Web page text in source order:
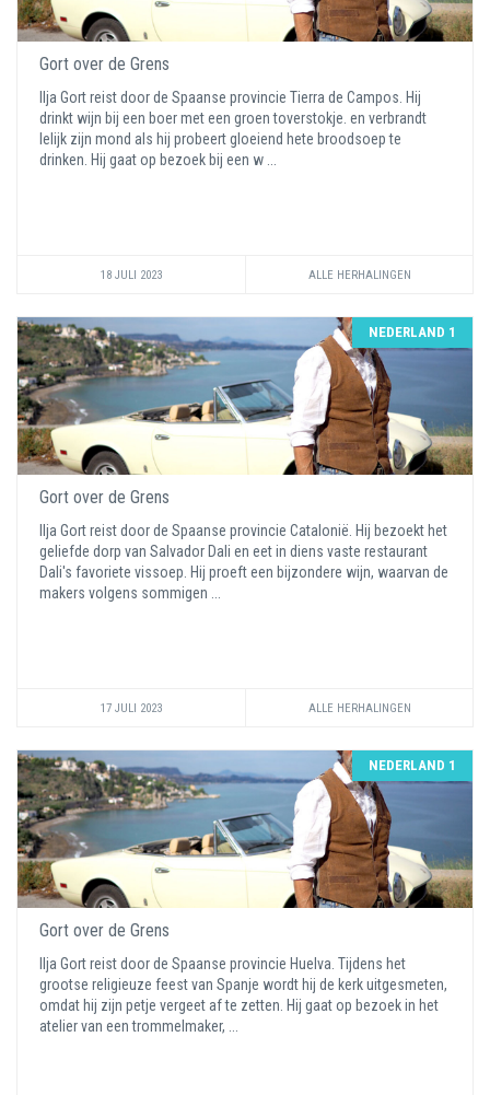
Gort over de Grens
Ilja Gort reist door de Spaanse provincie Tierra de Campos. Hij
drinkt wijn bij een boer met een groen toverstokje. en verbrandt
lelijk zijn mond als hij probeert gloeiend hete broodsoep te
drinken. Hij gaat op bezoek bij een w ...
18 JULI 2023 ALLE HERHALINGEN
NEDERLAND 1
Gort over de Grens
Ilja Gort reist door de Spaanse provincie Catalonië. Hij bezoekt het
geliefde dorp van Salvador Dali en eet in diens vaste restaurant
Dali's favoriete vissoep. Hij proeft een bijzondere wijn, waarvan de
makers volgens sommigen ...
17 JULI 2023 ALLE HERHALINGEN
NEDERLAND 1
Gort over de Grens
Ilja Gort reist door de Spaanse provincie Huelva. Tijdens het
grootse religieuze feest van Spanje wordt hij de kerk uitgesmeten,
omdat hij zijn petje vergeet af te zetten. Hij gaat op bezoek in het
atelier van een trommelmaker, ...